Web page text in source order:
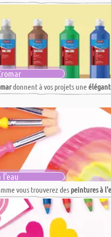
donnent à vos projets une
l'eau
vous trouverez des peintures à